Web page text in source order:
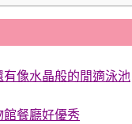
像水晶般的閒適泳池
館餐廳好優秀